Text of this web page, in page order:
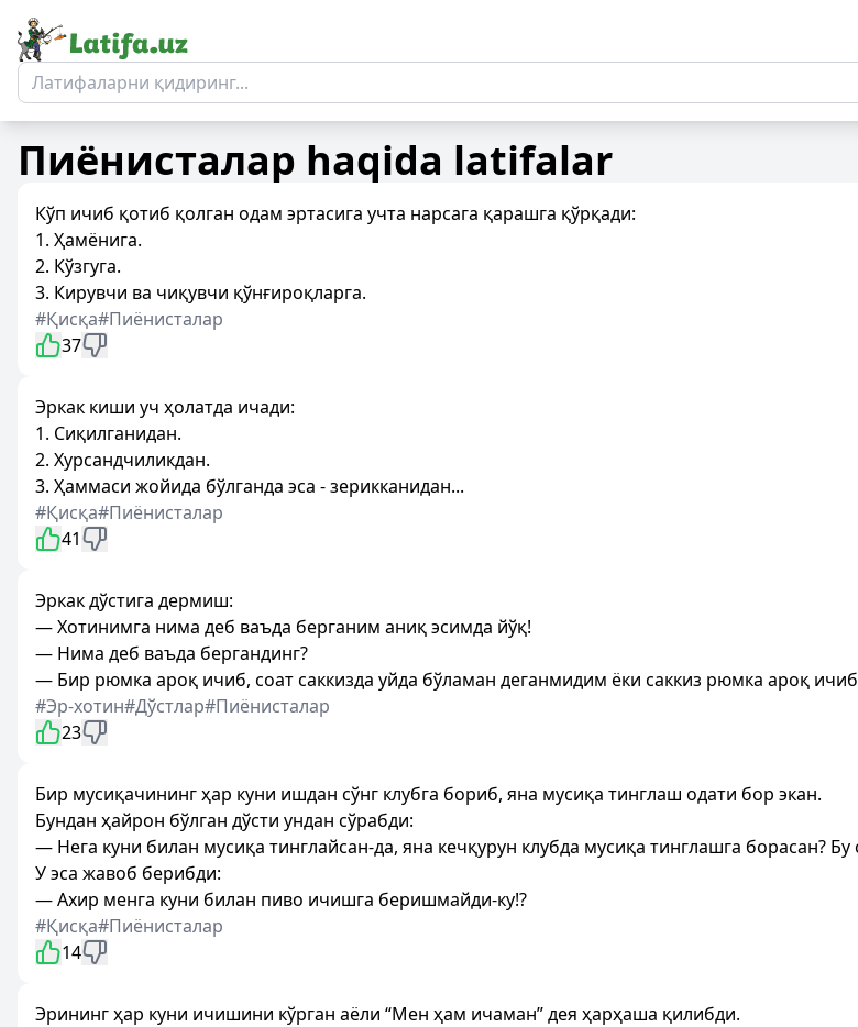
Пиёнисталар haqida latifalar
Кўп ичиб қотиб қолган одам эртасига учта нарсага қарашга қўрқади:
1. Ҳамёнига.
2. Кўзгуга.
3. Кирувчи ва чиқувчи қўнғироқларга.
#Қисқа#Пиёнисталар
37
Эркак киши уч ҳолатда ичади:
1. Сиқилганидан.
2. Хурсандчиликдан.
3. Ҳаммаси жойида бўлганда эса - зерикканидан...
#Қисқа#Пиёнисталар
41
Эркак дўстига дермиш:
— Хотинимга нима деб ваъда берганим аниқ эсимда йўқ!
— Нима деб ваъда бергандинг?
— Бир рюмка ароқ ичиб, соат саккизда уйда бўламан деганмидим ёки саккиз рюмка ароқ
#Эр-хотин#Дўстлар#Пиёнисталар
23
Бир мусиқачининг ҳар куни ишдан сўнг клубга бориб, яна мусиқа тинглаш одати бор экан.
Бундан ҳайрон бўлган дўсти ундан сўрабди:
— Нега куни билан мусиқа тинглайсан-да, яна кечқурун клубда мусиқа тинглашга борасан? Бу
У эса жавоб берибди:
— Ахир менга куни билан пиво ичишга беришмайди-ку!?
#Қисқа#Пиёнисталар
14
Эрининг ҳар куни ичишини кўрган аёли “Мен ҳам ичаман” дея ҳарҳаша қилибди.